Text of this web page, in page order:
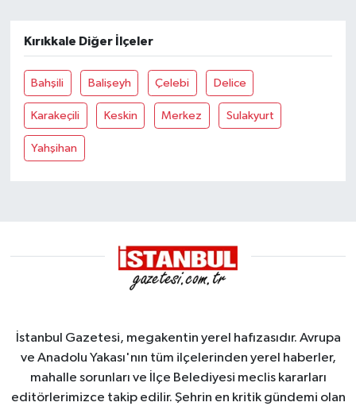
Kırıkkale Diğer İlçeler
Bahşili Balişeyh Çelebi Delice
Karakeçili Keskin Merkez Sulakyurt
Yahşihan
İstanbul Gazetesi, megakentin yerel hafızasıdır. Avrupa
ve Anadolu Yakası'nın tüm ilçelerinden yerel haberler,
mahalle sorunları ve İlçe Belediyesi meclis kararları
editörlerimizce takip edilir. Şehrin en kritik gündemi olan